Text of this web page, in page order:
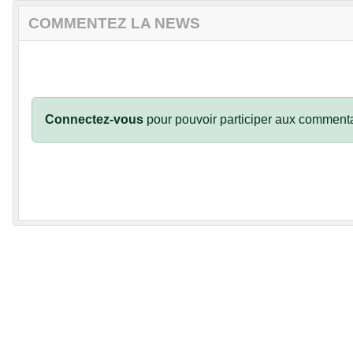
COMMENTEZ LA NEWS
Connectez-vous pour pouvoir participer aux